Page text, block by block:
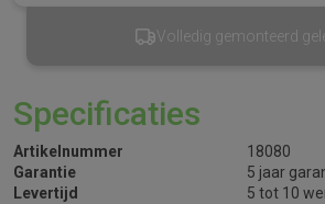
Volledig gemonteerd
Specificaties
Artikelnummer
18080
Garantie
5 jaar
Levertijd
5 tot 10